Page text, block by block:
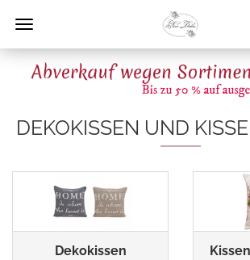
DEKOKISSEN UND
Dekokissen